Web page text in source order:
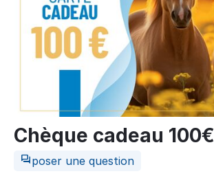
Chèque cadeau 100€
poser une question